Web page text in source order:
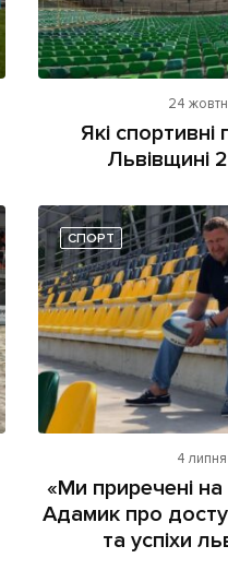
24
Які спортивні
Львівщині
СПОРТ
4
«Ми приречені
Адамик про
та успіхи